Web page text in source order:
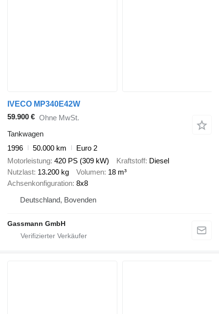
IVECO MP340E42W
59.900 € Ohne MwSt.
Tankwagen
1996
50.000 km
Euro 2
Motorleistung 420 PS (309 kW) Kraftstoff Diesel
Nutzlast 13.200 kg Volumen 18 m³
Achsenkonfiguration 8x8
Deutschland, Bovenden
Gassmann GmbH